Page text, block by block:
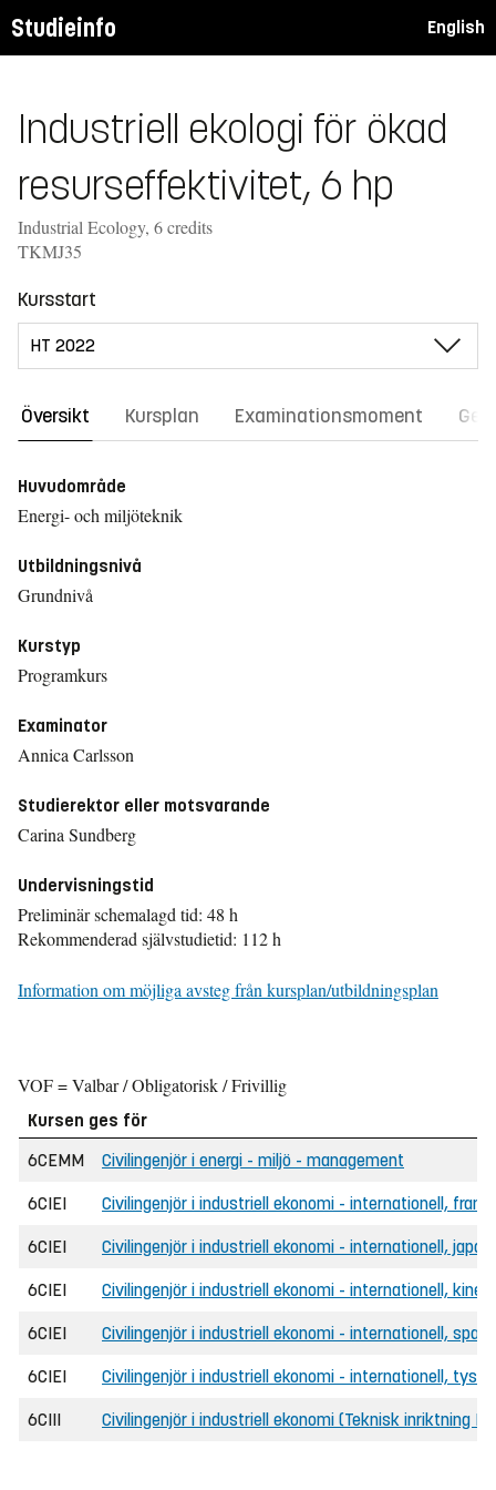
Studieinfo English
Industriell ekologi för ökad
resurseffektivitet, 6 hp
Industrial Ecology, 6 credits
TKMJ35
Kursstart
Översikt Kursplan Examinationsmoment
Huvudområde
Energi- och miljöteknik
Utbildningsnivå
Grundnivå
Kurstyp
Programkurs
Examinator
Annica Carlsson
Studierektor eller motsvarande
Carina Sundberg
Undervisningstid
Preliminär schemalagd tid: 48 h
Rekommenderad självstudietid: 112 h
Information om möjliga avsteg från kursplan/utbildningsplan
VOF = Valbar / Obligatorisk / Frivillig
Kursen ges för
6CEMM
Civilingenjör i energi - miljö - management
6CIEI Civilingenjör i industriell ekonomi - internationell,
6CIEI Civilingenjör i industriell ekonomi - internationell,
6CIEI Civilingenjör i industriell ekonomi - internationell,
6CIEI Civilingenjör i industriell ekonomi - internationell,
6CIEI Civilingenjör i industriell ekonomi - internationell,
6CIII Civilingenjör i industriell ekonomi (Teknisk inriktning